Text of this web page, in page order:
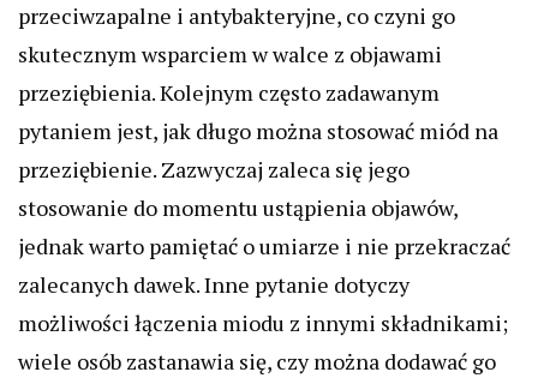
przeciwzapalne i antybakteryjne, co czyni go
skutecznym wsparciem w walce z objawami
przeziębienia. Kolejnym często zadawanym
pytaniem jest, jak długo można stosować miód na
przeziębienie. Zazwyczaj zaleca się jego
stosowanie do momentu ustąpienia objawów,
jednak warto pamiętać o umiarze i nie przekraczać
zalecanych dawek. Inne pytanie dotyczy
możliwości łączenia miodu z innymi składnikami;
wiele osób zastanawia się, czy można dodawać go